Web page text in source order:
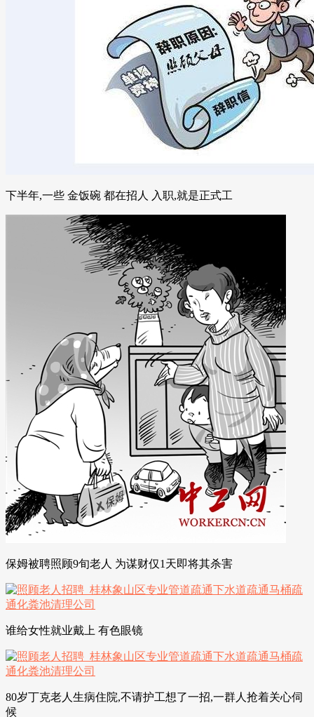
下半年,一些 金饭碗 都在招人 入职,就是正式工
保姆被聘照顾9旬老人 为谋财仅1天即将其杀害
谁给女性就业戴上 有色眼镜
80岁丁克老人生病住院,不请护工想了一招,一群人抢着关心伺
候